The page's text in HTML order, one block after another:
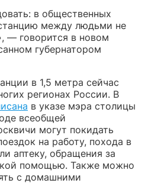
в общественных
между людьми не
— говорится в новом
губернатором
в 1,5 метра сейчас
регионах России. В
в указе мэра столицы
всеобщей
могут покидать
на работу, похода в
аптеку, обращения за
помощью. Также можно
с домашними